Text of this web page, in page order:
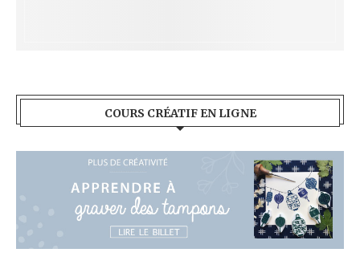
COURS CRÉATIF EN LIGNE